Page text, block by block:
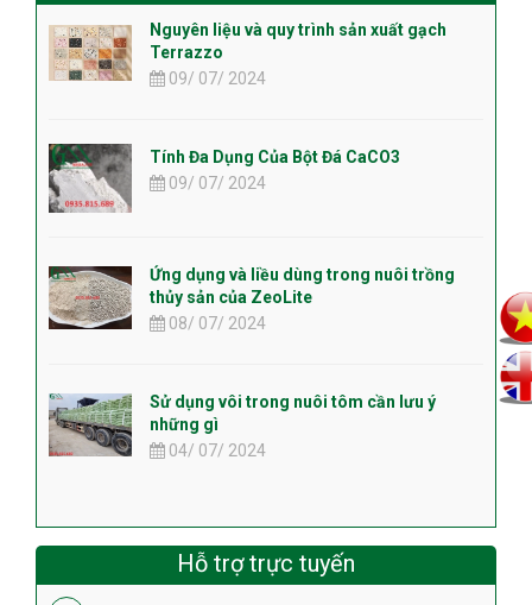
Nguyên liệu và quy trình sản xuất gạch
Terrazzo
09/ 07/ 2024
Tính Đa Dụng Của Bột Đá CaCO3
09/ 07/ 2024
Ứng dụng và liều dùng trong nuôi trồng
thủy sản của ZeoLite
08/ 07/ 2024
Sử dụng vôi trong nuôi tôm cần lưu ý
những gì
04/ 07/ 2024
Hỗ trợ trực tuyến